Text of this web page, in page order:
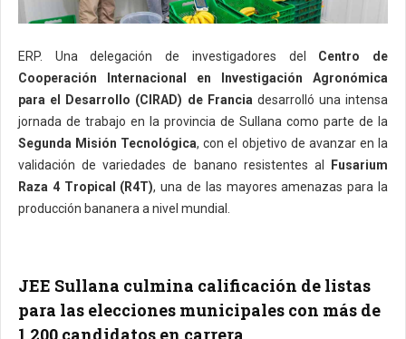
ERP. Una delegación de investigadores del Centro de
Cooperación Internacional en Investigación Agronómica
para el Desarrollo (CIRAD) de Francia desarrolló una intensa
jornada de trabajo en la provincia de Sullana como parte de la
Segunda Misión Tecnológica, con el objetivo de avanzar en la
validación de variedades de banano resistentes al
Fusarium
Raza 4 Tropical (R4T), una de las mayores amenazas para la
producción bananera a nivel mundial.
JEE Sullana culmina calificación de listas
para las elecciones municipales con más de
1,200 candidatos en carrera